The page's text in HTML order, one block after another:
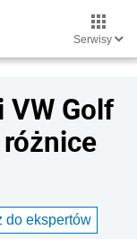
Serwisy
Golf
do ekspertów